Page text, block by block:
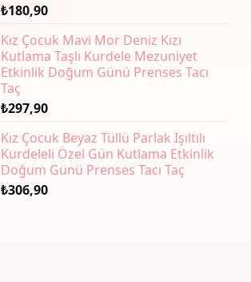
₺180,90
Kız Çocuk Mavi Mor Deniz Kızı
Kutlama Taşlı Kurdele Mezuniyet
Etkinlik Doğum Günü Prenses Tacı
Taç
₺297,90
Kız Çocuk Beyaz Tüllü Parlak Işıltılı
Kurdeleli Özel Gün Kutlama Etkinlik
Doğum Günü Prenses Tacı Taç
₺306,90